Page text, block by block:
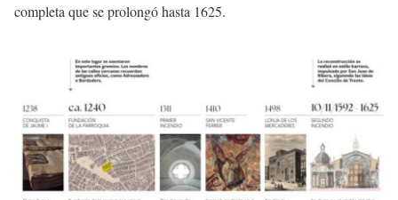
completa que se prolongó hasta 1625.